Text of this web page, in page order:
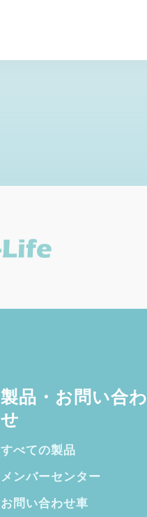
製品・お問い合わ
せ
すべての製品
メンバーセンター
お問い合わせ車